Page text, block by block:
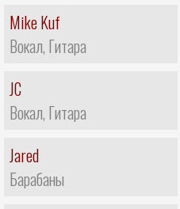
Mike Kuf
Вокал, Гитара
JC
Вокал, Гитара
Jared
Барабаны